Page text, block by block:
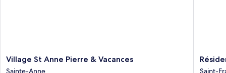
Village
St
Village St Anne Pierre & Vacances
Sainte-Anne
Le
Saint-